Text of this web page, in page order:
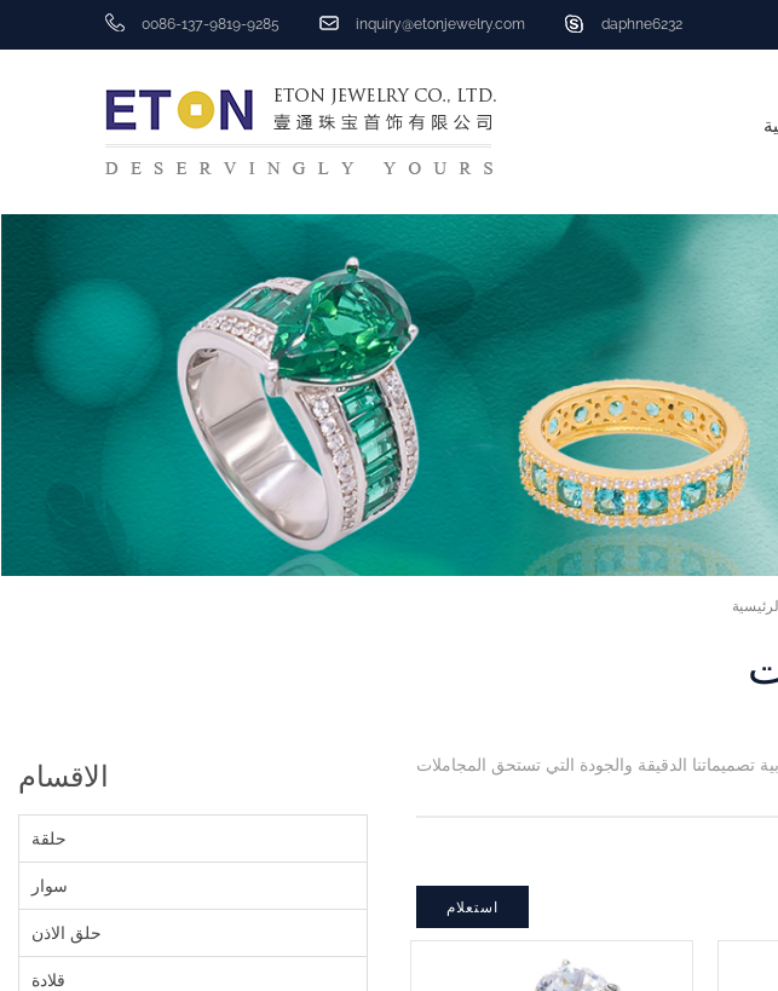
0086-137-9819-9285 inquiry@etonjewelry.com daphne6232
استعلام
الاقسام
حلقة
سوار
حلق الاذن
قلادة